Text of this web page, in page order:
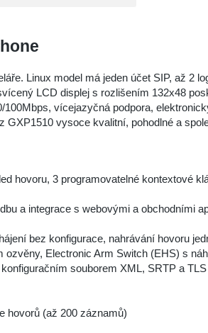
Linux model má jeden účet SIP, až 2
LCD displej s rozlišením 132x48
vícejazyčná podpora,
vysoce kvalitní, pohodlné a
hovoru, 3 programovatelné kontextové
a integrace s webovými a obchodními
bez konfigurace, nahrávání hovoru
Electronic Arm Switch (EHS) s
souborem XML, SRTP a
hovorů (až 200 záznamů)